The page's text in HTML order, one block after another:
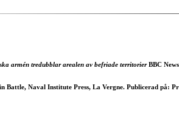
armén tredubblar arealen av befriade territorierBBC
Battle, Naval Institute Press, La Vergne. Publicerad på: